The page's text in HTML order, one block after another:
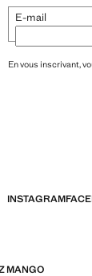
E-mail
En vous inscrivant,
INSTAGRAM
MANGO